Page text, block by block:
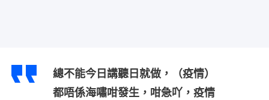
總不能今日講聽日就做，（疫情）
都唔係海嘯咁發生，咁急吖，疫情